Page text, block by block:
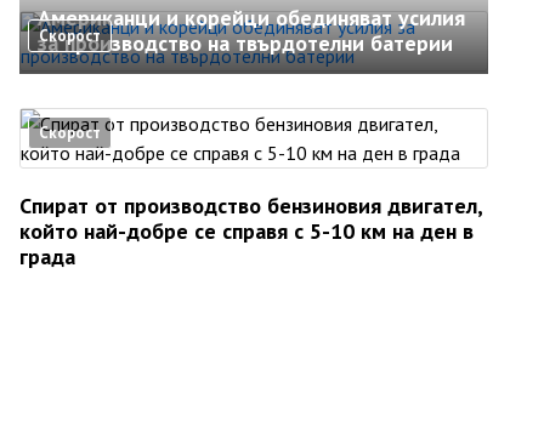
Скорост
Американци и корейци обединяват усилия
за производство на твърдотелни батерии
Скорост
Спират от производство бензиновия двигател,
който най-добре се справя с 5-10 км на ден в
града